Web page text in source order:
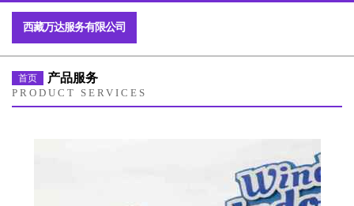
西藏万达服务有限公司
首页 产品服务
PRODUCT SERVICES